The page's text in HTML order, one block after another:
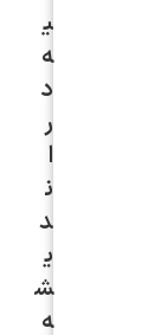
ی
ه
د
ر
ا
ن
د
ی
ش
ه